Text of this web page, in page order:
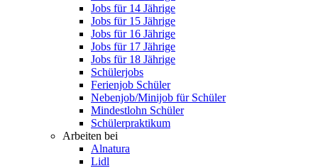
Jobs für 14 Jährige
Jobs für 15 Jährige
Jobs für 16 Jährige
Jobs für 17 Jährige
Jobs für 18 Jährige
Schülerjobs
Ferienjob Schüler
Nebenjob/Minijob für Schüler
Mindestlohn Schüler
Schülerpraktikum
Arbeiten bei
Alnatura
Lidl